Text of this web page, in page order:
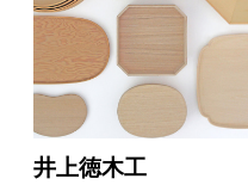
井上徳木工